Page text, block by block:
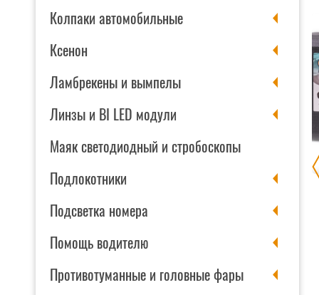
Колпаки автомобильные
Ксенон
Ламбрекены и вымпелы
Линзы и BI LED модули
Маяк светодиодный и стробоскопы
Подлокотники
Подсветка номера
Помощь водителю
Противотуманные и головные фары
АСТРОХИМ ЩЕТКА CITY UP CA-613